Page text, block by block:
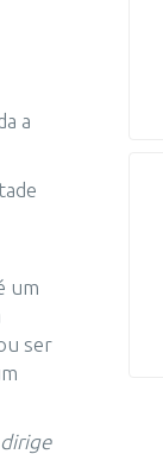
a
um
ser